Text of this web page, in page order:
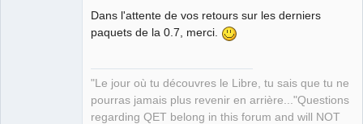
Dans l'attente de vos retours sur les derniers
paquets de la 0.7, merci.
"Le jour où tu découvres le Libre, tu sais que tu ne
pourras jamais plus revenir en arrière..."Questions
regarding QET belong in this forum and will NOT